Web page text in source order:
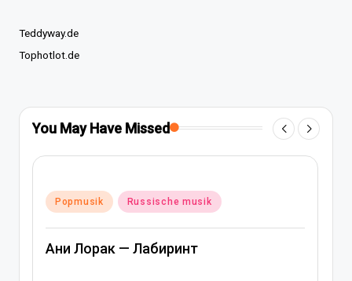
Teddyway.de
Tophotlot.de
You May Have Missed
in
Popmusik Rap und hip-hop musik
Russische musik
Артем Качер Ани Лорак – Материк